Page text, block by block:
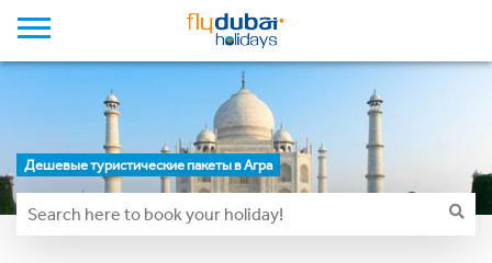
Дешевые туристические пакеты в Агра